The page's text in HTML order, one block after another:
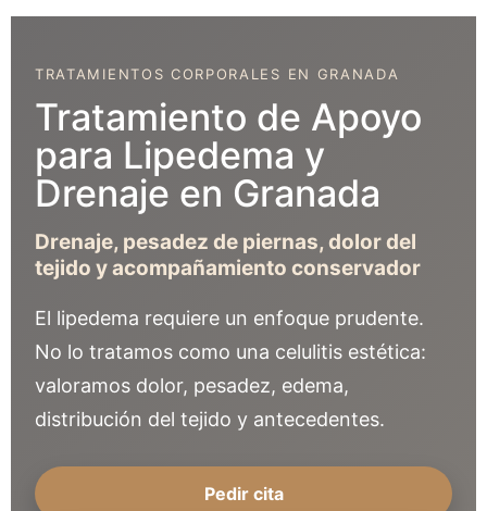
TRATAMIENTOS CORPORALES EN GRANADA
Tratamiento de Apoyo
para Lipedema y
Drenaje en Granada
Drenaje, pesadez de piernas, dolor del
tejido y acompañamiento conservador
El lipedema requiere un enfoque prudente.
No lo tratamos como una celulitis estética:
valoramos dolor, pesadez, edema,
distribución del tejido y antecedentes.
Pedir cita